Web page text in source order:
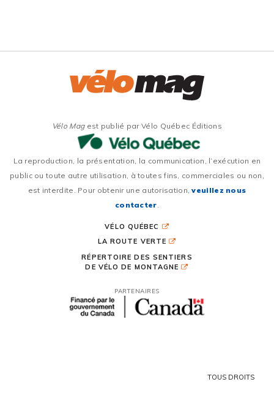
Vélo Magest publié par Vélo Québec Éditions
La reproduction, la présentation, la communication, l’exécution en
public ou toute autre utilisation, à toutes fins, commerciales ou non,
est interdite. Pour obtenir une autorisation,veuillez nous
contacter.
VÉLO QUÉBEC
LA ROUTE VERTE
RÉPERTOIRE DES SENTIERS
DE VÉLO DE MONTAGNE
PARTENAIRES
TOUS DROITS